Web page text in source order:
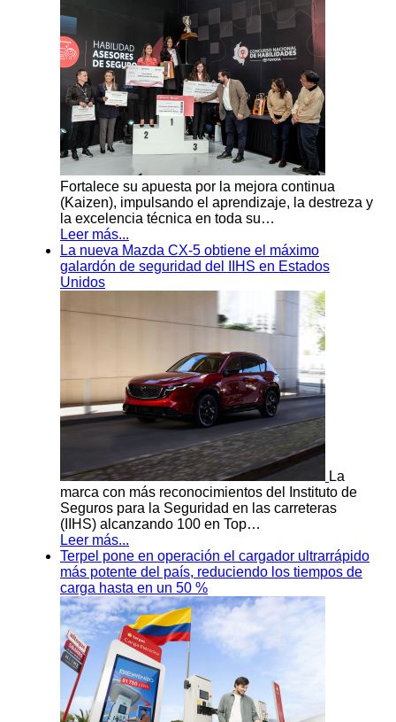
Fortalece su apuesta por la mejora continua
(Kaizen), impulsando el aprendizaje, la destreza y
la excelencia técnica en toda su…
Leer más...
La nueva Mazda CX-5 obtiene el máximo
galardón de seguridad del IIHS en Estados
Unidos
La
marca con más reconocimientos del Instituto de
Seguros para la Seguridad en las carreteras
(IIHS) alcanzando 100 en Top…
Leer más...
Terpel pone en operación el cargador ultrarrápido
más potente del país, reduciendo los tiempos de
carga hasta en un 50 %